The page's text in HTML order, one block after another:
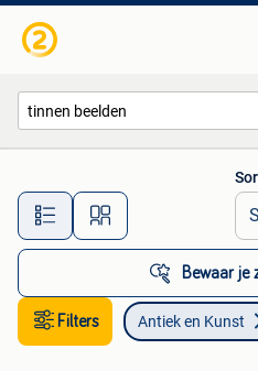
Alle
Bewaar je
Filters Antiek en Kunst